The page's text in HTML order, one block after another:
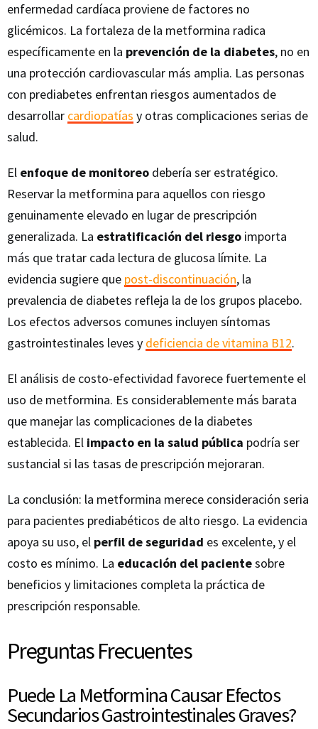
enfermedad cardíaca proviene de factores no
glicémicos. La fortaleza de la metformina radica
específicamente en la prevención de la diabetes, no en
una protección cardiovascular más amplia. Las personas
con prediabetes enfrentan riesgos aumentados de
desarrollar cardiopatías y otras complicaciones serias de
salud.
El enfoque de monitoreo debería ser estratégico.
Reservar la metformina para aquellos con riesgo
genuinamente elevado en lugar de prescripción
generalizada. La estratificación del riesgo importa
más que tratar cada lectura de glucosa límite. La
evidencia sugiere que post-discontinuación, la
prevalencia de diabetes refleja la de los grupos placebo.
Los efectos adversos comunes incluyen síntomas
gastrointestinales leves y deficiencia de vitamina B12.
El análisis de costo-efectividad favorece fuertemente el
uso de metformina. Es considerablemente más barata
que manejar las complicaciones de la diabetes
establecida. El impacto en la salud pública podría ser
sustancial si las tasas de prescripción mejoraran.
La conclusión: la metformina merece consideración seria
para pacientes prediabéticos de alto riesgo. La evidencia
apoya su uso, el perfil de seguridad es excelente, y el
costo es mínimo. La educación del pacientesobre
beneficios y limitaciones completa la práctica de
prescripción responsable.
Preguntas Frecuentes
Puede La Metformina Causar Efectos
Secundarios Gastrointestinales Graves?